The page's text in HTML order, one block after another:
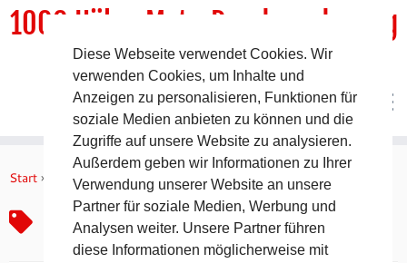
Inhalt
1000 HöhenMeterRundwanderweg
DER Rundwanderweg um Pommelsbrunn
Start » Leidenschaft
Leidenschaft
Diese Webseite verwendet Cookies. Wir
verwenden Cookies, um Inhalte und
Anzeigen zu personalisieren, Funktionen für
soziale Medien anbieten zu können und die
Zugriffe auf unsere Website zu analysieren.
Außerdem geben wir Informationen zu Ihrer
Verwendung unserer Website an unsere
Partner für soziale Medien, Werbung und
Analysen weiter. Unsere Partner führen
diese Informationen möglicherweise mit